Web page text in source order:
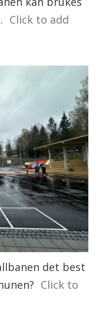
Click to add
det best
Click to